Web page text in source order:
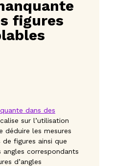
figures
dans des
sur l’utilisation
déduire les mesures
figures ainsi que
angles correspondants
d’angles